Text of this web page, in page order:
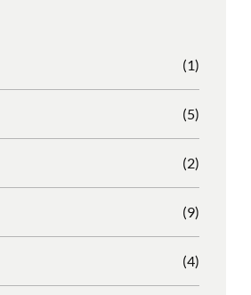
(1)
(5)
(2)
(9)
(4)